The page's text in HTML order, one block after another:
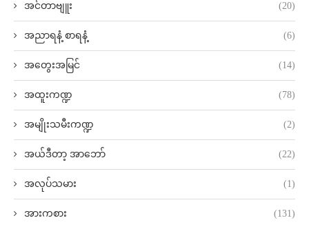
အင်တာဗျူး (20)
အညာရနံ့ စာရနံ့ (6)
အတွေးအမြင် (14)
အထူးကဏ္ဍ (78)
အမျိုးသမီးကဏ္ဍ (2)
အယ်ဒီတာ့ အာဘော် (22)
အလုပ်သမား (1)
အားကစား (131)